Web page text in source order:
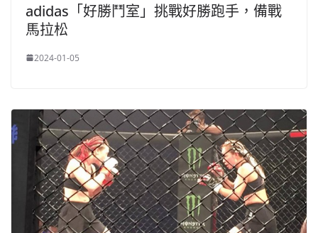
adidas「好勝鬥室」挑戰好勝跑手，備戰
馬拉松
2024-01-05